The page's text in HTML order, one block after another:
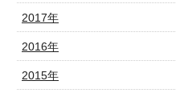
2017年
2016年
2015年